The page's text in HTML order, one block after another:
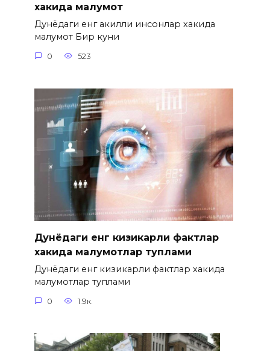
хакида малумот
Дунёдаги енг акилли инсонлар хакида
малумот Бир куни
0 523
Дунёдаги енг кизикарли фактлар
хакида малумотлар туплами
Дунёдаги енг кизикарли фактлар хакида
малумотлар туплами
0 1.9к.